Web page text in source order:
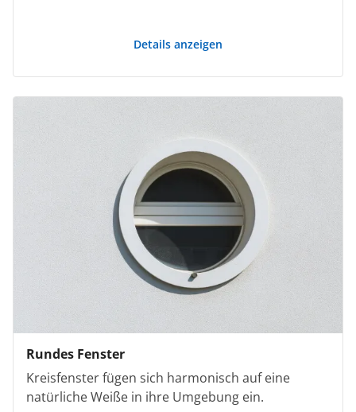
Details anzeigen
Rundes Fenster
Kreisfenster fügen sich harmonisch auf eine
natürliche Weiße in ihre Umgebung ein.